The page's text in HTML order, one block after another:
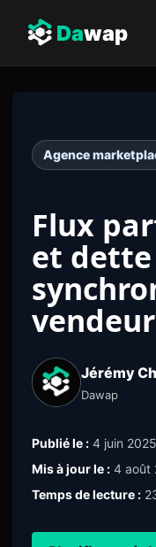
Dawap
Agence
Flux
et
vendeur
Jérémy
Dawap
Publié le : 4 juin 2025
Mis à jour le : 4 août
Temps de lecture :